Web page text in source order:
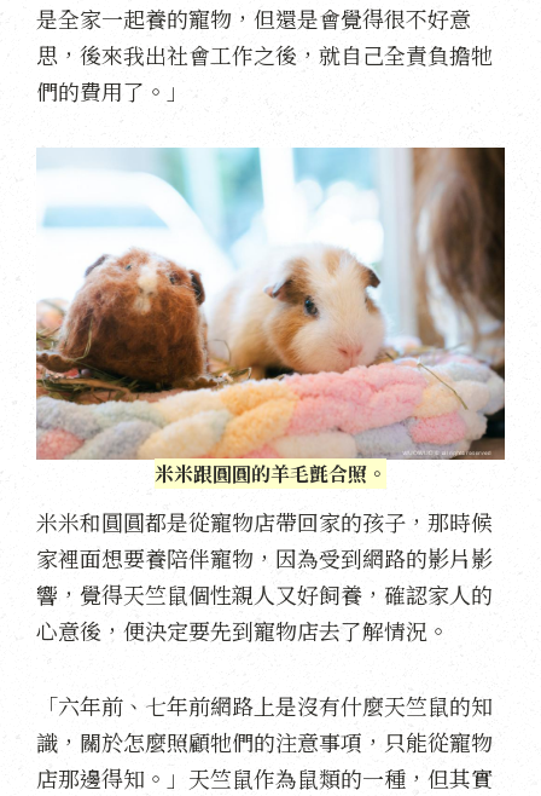
是全家一起養的寵物，但還是會覺得很不好意
思，後來我出社會工作之後，就自己全責負擔牠
們的費用了。」
米米跟圓圓的羊毛氈合照。
米米和圓圓都是從寵物店帶回家的孩子，那時候
家裡面想要養陪伴寵物，因為受到網路的影片影
響，覺得天竺鼠個性親人又好飼養，確認家人的
心意後，便決定要先到寵物店去了解情況。
「六年前、七年前網路上是沒有什麼天竺鼠的知
識，關於怎麼照顧牠們的注意事項，只能從寵物
店那邊得知。」天竺鼠作為鼠類的一種，但其實